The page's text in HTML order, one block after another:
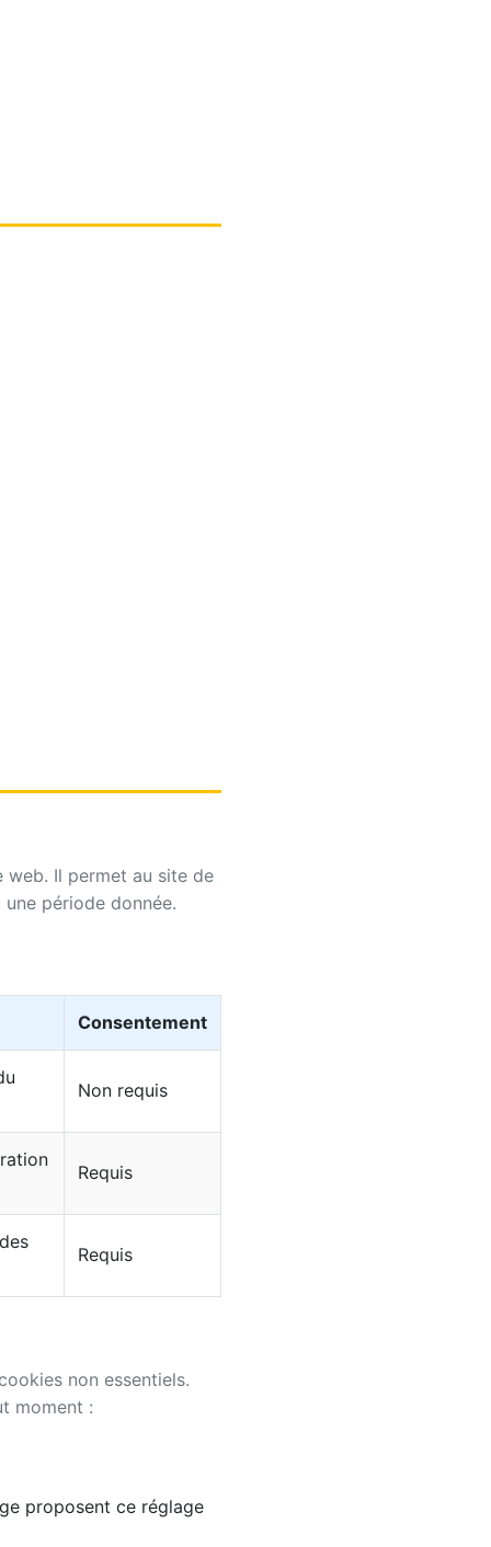
Il permet au site de
période donnée.
Consentement
Non requis
Requis
Requis
non essentiels.
moment :
proposent ce réglage